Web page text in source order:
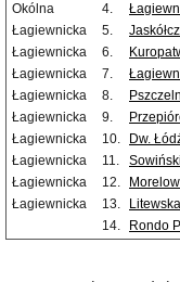
Okólna
4.
Łagiewnicka
5.
Łagiewnicka
6.
Łagiewnicka
7.
Łagiewnicka
8.
Łagiewnicka
9.
Łagiewnicka
10.
Dw.
Łagiewnicka
11.
Łagiewnicka
12.
Łagiewnicka
13.
14.
Rondo